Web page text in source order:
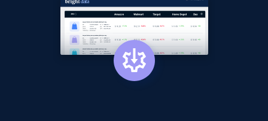
1.3K+ Commencer
Target - Discover products by category url
URL, Product id, Title, Product description,